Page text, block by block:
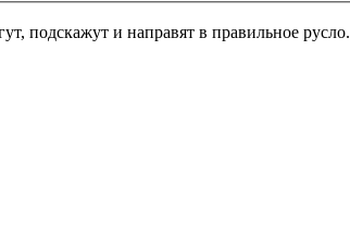
подскажут и направят в правильное русло.